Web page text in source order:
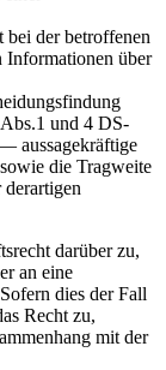
bei der betroffenen
Informationen über
und 4 DS-
aussagekräftige
die Tragweite
darüber zu,
an eine
dies der Fall
Recht zu,
mit der